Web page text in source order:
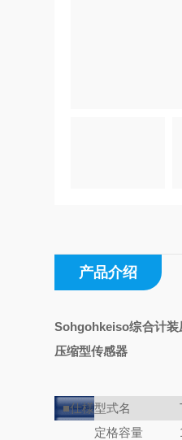
产品介绍
Sohgohkeiso综合计装
压缩型传感器
■仕様型式名
定格容量